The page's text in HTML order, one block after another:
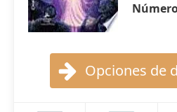
Opciones de